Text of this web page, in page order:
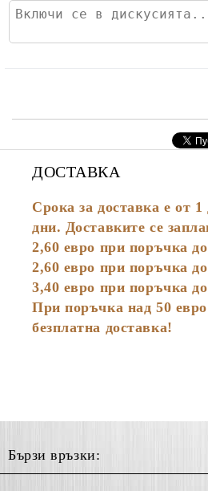
ДОСТАВКА
Срока за доставка е от 1
дни. Доставките се
2,60 евро при поръчка
2,60 евро при поръчка
3,40 евро при поръчка
При поръчка над 50
безплатна доставка!
Бързи връзки: